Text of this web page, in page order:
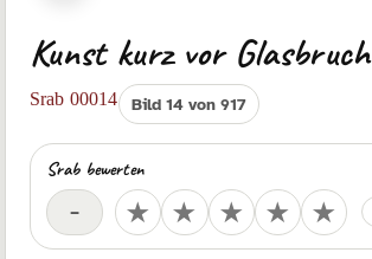
Kunst kurz vor Glasbruch
Srab 00014 Bild 14 von 917
Srab bewerten
–
Deine Bewertung ★
★
★
★
★